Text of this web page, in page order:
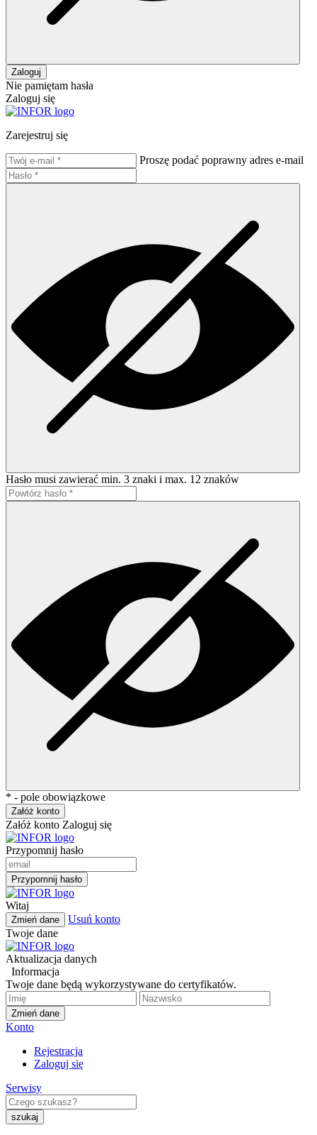
Zaloguj
Nie pamiętam hasła
Zaloguj się
Zarejestruj się
Proszę podać poprawny adres e-mail
Hasło musi zawierać min. 3 znaki i max. 12 znaków
* - pole obowiązkowe
Załóż konto
Załóż konto Zaloguj się
Przypomnij hasło
Przypomnij hasło
Witaj
Zmień dane
Usuń konto
Twoje dane
Aktualizacja danych
Informacja
Twoje dane będą wykorzystywane do certyfikatów.
Zmień dane
Konto
Rejestracja
Zaloguj się
Serwisy